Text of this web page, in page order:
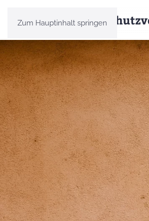
Zum Hauptinhalt springen